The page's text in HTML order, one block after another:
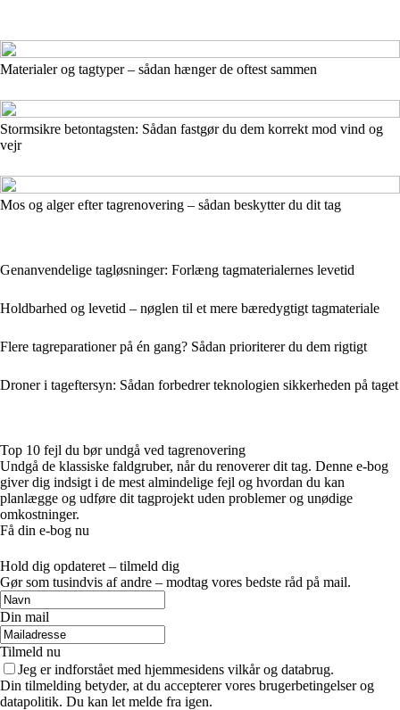
Materialer og tagtyper – sådan hænger de oftest sammen
Stormsikre betontagsten: Sådan fastgør du dem korrekt mod vind og
vejr
Mos og alger efter tagrenovering – sådan beskytter du dit tag
Genanvendelige tagløsninger: Forlæng tagmaterialernes levetid
Holdbarhed og levetid – nøglen til et mere bæredygtigt tagmateriale
Flere tagreparationer på én gang? Sådan prioriterer du dem rigtigt
Droner i tageftersyn: Sådan forbedrer teknologien sikkerheden på taget
Top 10 fejl du bør undgå ved tagrenovering
Undgå de klassiske faldgruber, når du renoverer dit tag. Denne e-bog
giver dig indsigt i de mest almindelige fejl og hvordan du kan
planlægge og udføre dit tagprojekt uden problemer og unødige
omkostninger.
Få din e-bog nu
Hold dig opdateret – tilmeld dig
Gør som tusindvis af andre – modtag vores bedste råd på mail.
Din mail
Tilmeld nu
Jeg er indforstået med hjemmesidens vilkår og databrug.
Din tilmelding betyder, at du accepterer vores brugerbetingelser og
datapolitik. Du kan let melde fra igen.